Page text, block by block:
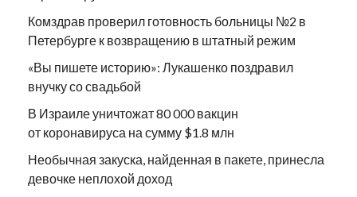
Комздрав проверил готовность больницы №2 в
Петербурге к возвращению в штатный режим
«Вы пишете историю»: Лукашенко поздравил
внучку со свадьбой
В Израиле уничтожат 80 000 вакцин
от коронавируса на сумму $1.8 млн
Необычная закуска, найденная в пакете, принесла
девочке неплохой доход